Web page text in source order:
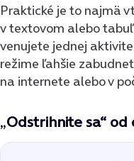
Praktické je to najmä
v textovom alebo
venujete jednej
režime ľahšie
na internete alebo v
„Odstrihnite sa“ od